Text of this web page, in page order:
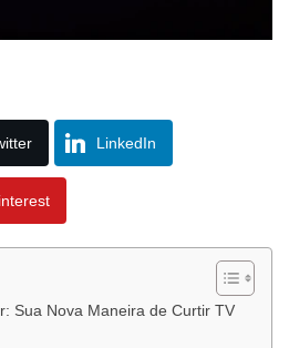
LinkedIn
Sua Nova Maneira de Curtir TV